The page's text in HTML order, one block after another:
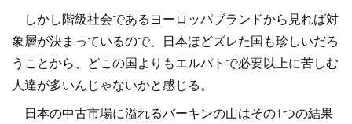
しかし階級社会であるヨーロッパブランドから見れば対
象層が決まっているので、日本ほどズレた国も珍しいだろ
うことから、どこの国よりもエルパトで必要以上に苦しむ
人達が多いんじゃないかと感じる。
日本の中古市場に溢れるバーキンの山はその1つの結果